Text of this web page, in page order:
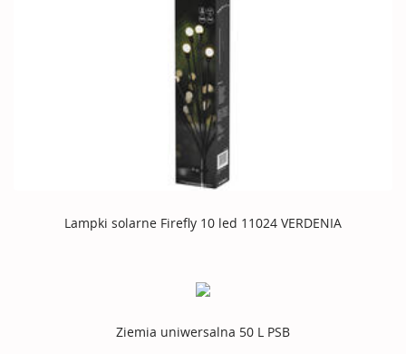
Lampki solarne Firefly 10 led 11024 VERDENIA
Ziemia uniwersalna 50 L PSB